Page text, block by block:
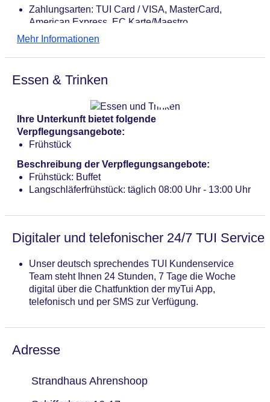
Zahlungsarten: TUI Card / VISA, MasterCard,
American Express, EC Karte/Maestro
Haustier: Hund erlaubt: pro Nacht ca. 25 EUR,
Parkmöglichkeiten: Parkplatz (nach Verfügbarkeit),
unbewacht: ca. 12 EUR
Gebäudeanzahl: 2, Etagen: 2, Zimmer: 36
Landeskategorie: keine Sterneklassifizierung
Mehr Informationen
Essen & Trinken
Ihre Unterkunft bietet folgende
Verpflegungsangebote:
Frühstück
Beschreibung der Verpflegungsangebote:
Frühstück: Buffet
Langschläferfrühstück: täglich 08:00 Uhr - 13:00 Uhr
Digitaler und telefonischer 24/7 TUI Service
Unser deutsch sprechendes TUI Kundenservice
Team steht Ihnen 24 Stunden, 7 Tage die Woche
digital über die Chatfunktion der myTui App,
telefonisch und per SMS zur Verfügung.
Adresse
Strandhaus Ahrenshoop